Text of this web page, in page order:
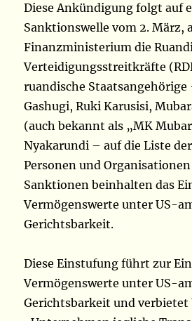
Diese Ankündigung folgt auf
Sanktionswelle vom 2. März,
Finanzministerium die
Verteidigungsstreitkräfte
ruandische Staatsangehörige
Gashugi, Ruki Karusisi,
(auch bekannt als „MK
Nyakarundi – auf die Liste
Personen und
Sanktionen beinhalten das
Vermögenswerte unter US-
Gerichtsbarkeit.
Diese Einstufung führt zur
Vermögenswerte unter US-
Gerichtsbarkeit und